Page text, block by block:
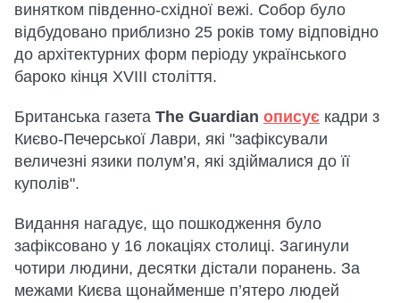
винятком південно-східної вежі. Собор було
відбудовано приблизно 25 років тому відповідно
до архітектурних форм періоду українського
бароко кінця XVIII століття.
Британська газета The Guardian описує кадри з
Києво-Печерської Лаври, які "зафіксували
величезні язики полум’я, які здіймалися до її
куполів".
Видання нагадує, що пошкодження було
зафіксовано у 16 локаціях столиці. Загинули
чотири людини, десятки дістали поранень. За
межами Києва щонайменше п’ятеро людей